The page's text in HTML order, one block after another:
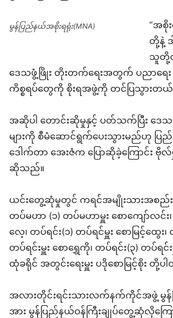
မွန်ပြည်နယ်အစိုးရရုံး(MNA)
“အ
တို့နဲ့
သူတို့
ဒေသဖွံ့ဖြိုး တိုးတက်ရေးအတွက် ပညာရေး က
ကိစ္စရပ်တွေကို စိုးရအဖွဲ့ကို တင်ပြသွားတယ်
အဆိုပါ တောင်းဆိုမှုနှင့် ပတ်သက်ပြီး ဒ
များကို စီမံဆောင်ရွက်ပေးသွားမည်ဟု ပြ
ဒေါက်တာ အေးဇံက ပြောဆိုခဲ့ကြောင်း ဗိုလ်
ဆိုသည်။
ယင်းတွေ့ဆုံမှုတွင် ကရင်အမျိုးသားအစည်း
တပ်မဟာ (၁) တပ်မဟာမှူး စောကျော်လင်း
လေ့၊ တပ်ရင်း(၁) တပ်ရင်မှူး စောမြင့်ထွေး၊
တပ်ရင်းမှူး စောရွှေကို၊ တပ်ရင်း(၃) တပ်ရင်း
ထုံခရိုင် အတွင်းရေးမှူး ပဒိုစောမြင့်စိုး တို့ပ
အလားတိုင်းရင်းသားလက်နက်ကိုင်အဖွဲ့ မွန်
အား မွန်ပြည်နယ်ဝန်ကြီးချုပ်တွေ့ဆုံလိုကြ